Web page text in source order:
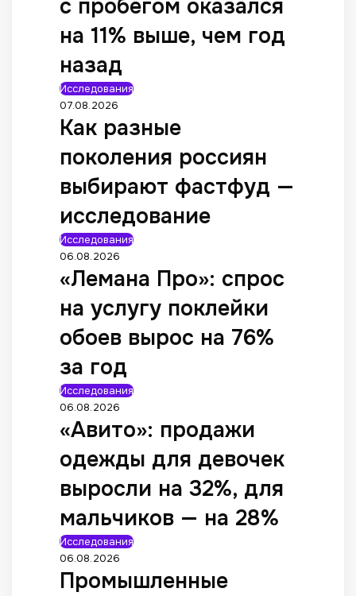
с пробегом оказался
на 11% выше, чем год
назад
Исследования
07.08.2026
Как разные
поколения россиян
выбирают фастфуд —
исследование
Исследования
06.08.2026
«Лемана Про»: спрос
на услугу поклейки
обоев вырос на 76%
за год
Исследования
06.08.2026
«Авито»: продажи
одежды для девочек
выросли на 32%, для
мальчиков — на 28%
Исследования
06.08.2026
Промышленные